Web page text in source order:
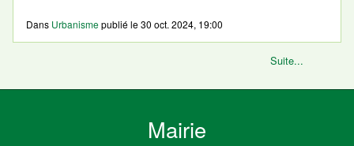
Dans Urbanismepublié le30 oct. 2024, 19:00
Suite...
Mairie